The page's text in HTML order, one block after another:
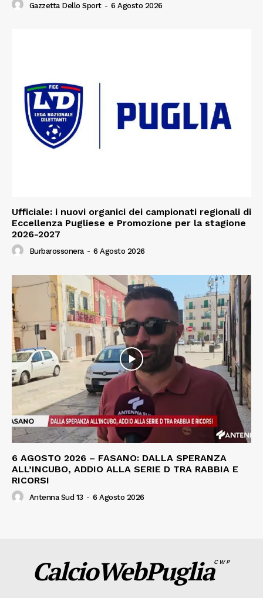
Gazzetta Dello Sport - 6 Agosto 2026
Ufficiale: i nuovi organici dei campionati regionali di
Eccellenza Pugliese e Promozione per la stagione
2026-2027
Burbarossonera - 6 Agosto 2026
6 AGOSTO 2026 – FASANO: DALLA SPERANZA
ALL’INCUBO, ADDIO ALLA SERIE D TRA RABBIA E
RICORSI
Antenna Sud 13 - 6 Agosto 2026
CalcioWebPugliaCWP